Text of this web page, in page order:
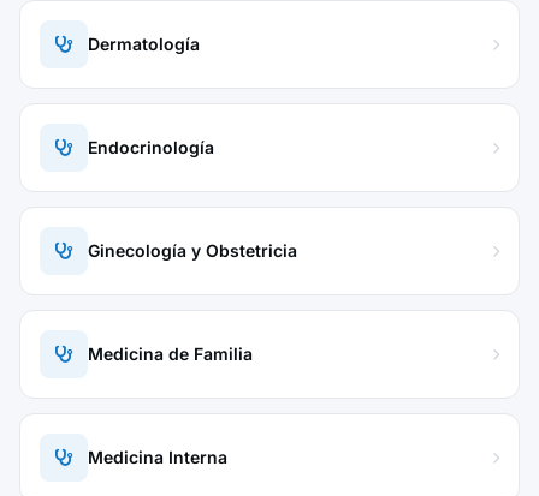
Dermatología
Endocrinología
Ginecología y Obstetricia
Medicina de Familia
Medicina Interna